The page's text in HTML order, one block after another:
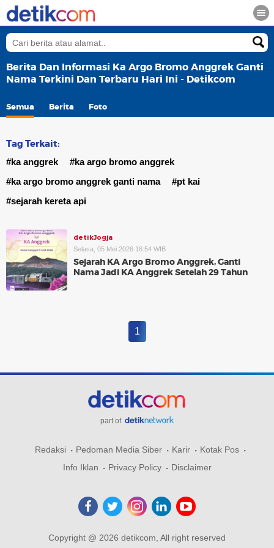
Berita Dan Informasi Ka Argo Bromo Anggrek Ganti
Nama Terkini Dan Terbaru Hari Ini - Detikcom
Semua Berita Foto
Tag Terkait:
#ka anggrek
#ka argo bromo anggrek
#ka argo bromo anggrek ganti nama
#pt kai
#sejarah kereta api
detikJogja
Selasa, 05 Mei 2026 16:54 WIB
Sejarah KA Argo Bromo Anggrek, Ganti
Nama Jadi KA Anggrek Setelah 29 Tahun
1
part of
Redaksi Pedoman Media Siber Karir
Kotak Pos
Info Iklan
Privacy Policy Disclaimer
Copyright @ 2026 detikcom, All right reserved